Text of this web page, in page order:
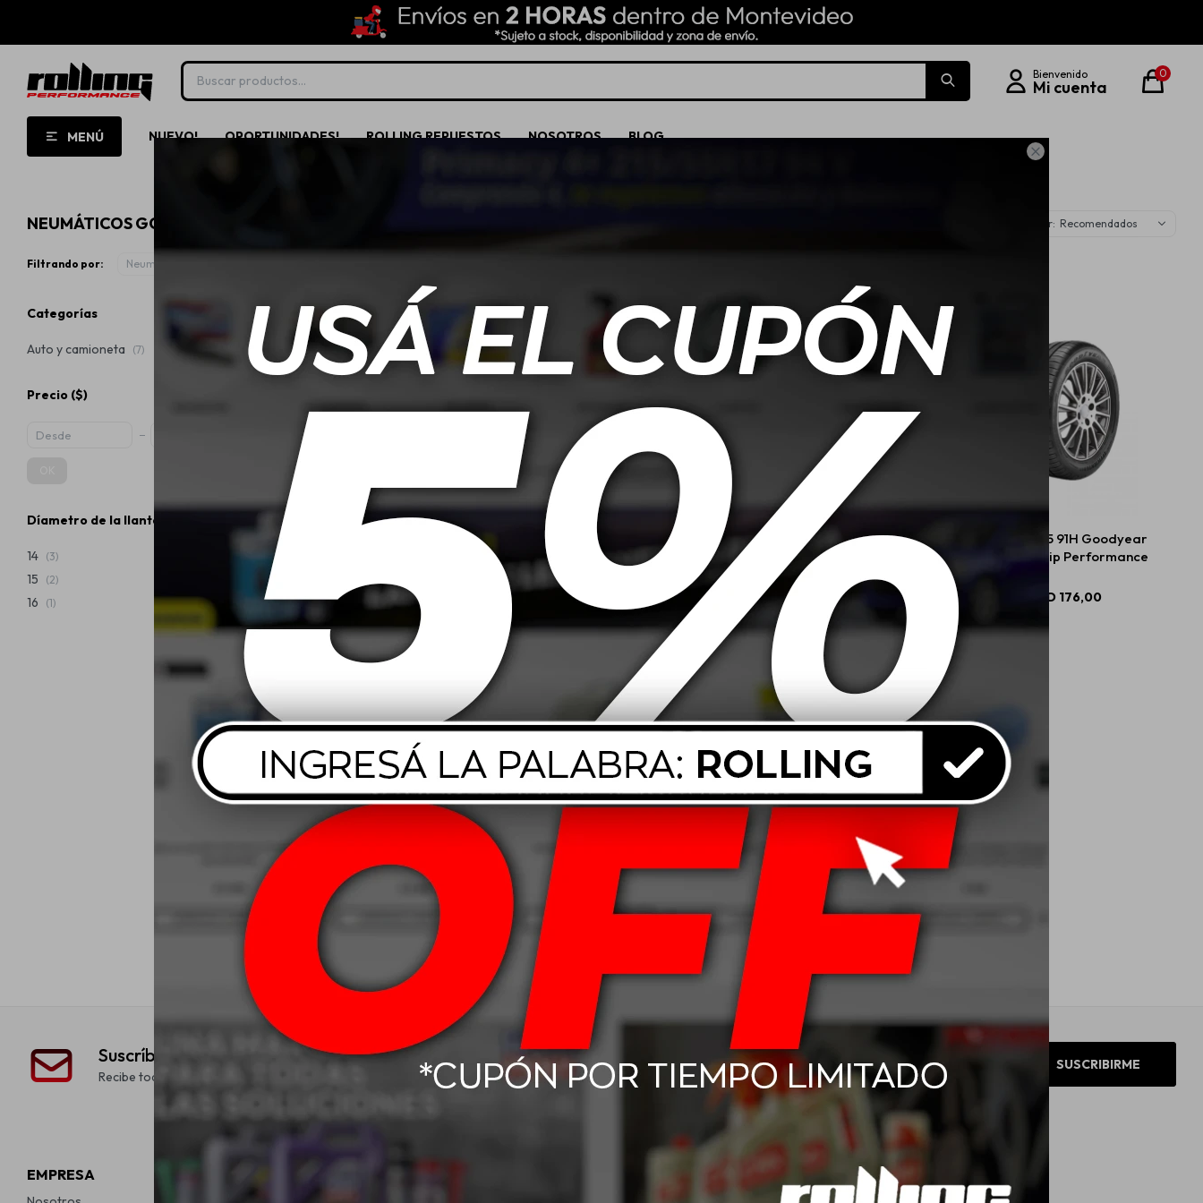

MENÚ NUEVO! OPORTUNIDADES! ROLLING REPUESTOS NOSOTROS BLOG
0
NEUMÁTICOS GOODYEAR Recomendados
Filtrando por: Neumáticos
165/70 R14 85T Goodyear
USD 116,00
195/70 R15 104/102 Goodyear
Cargo Marathon 2
175/70 R14 88T Goodyear
Assurance Max Life
110,00
205/60 R15 91H Goodyear
Efficientgrip Performance
USD 176,00
205/55R16 91V Goodyear
Eagle Sport 2
158,00
215/65 R16 102H Wrangler
Workhorse AT
195/80 R14 110/108R Goodyear
Cargo Marathon 2
Categorías
Auto y camioneta (7)
Precio ($)
Díametro de la llanta
14 (3)
15 (2)
16 (1)
Suscríbete a nuestra newsletter
Recibe todas las novedades y ofertas de nuestra tienda.
SUSCRIBIRME
EMPRESA